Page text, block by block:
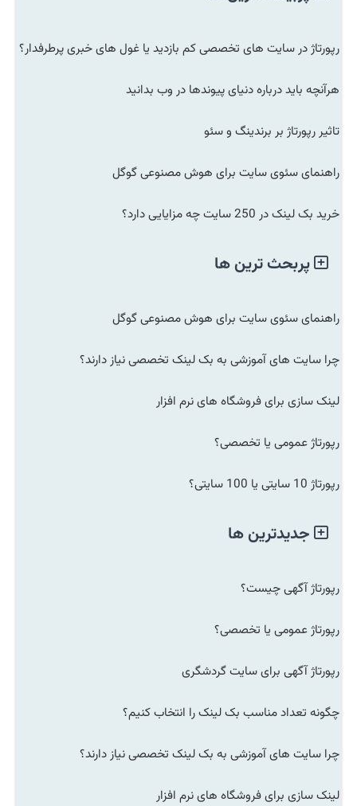
رپورتاژ در سایت های تخصصی کم بازدید یا غول های خبری پرطرفدار؟
هرآنچه باید درباره دنیای پیوندها در وب بدانید
تاثیر رپورتاژ بر برندینگ و سئو
راهنمای سئوی سایت برای هوش مصنوعی گوگل
خرید بک لینک در 250 سایت چه مزایایی دارد؟
پربحث ترین ها
راهنمای سئوی سایت برای هوش مصنوعی گوگل
چرا سایت های آموزشی به بک لینک تخصصی نیاز دارند؟
لینک سازی برای فروشگاه های نرم افزار
رپورتاژ عمومی یا تخصصی؟
رپورتاژ 10 سایتی یا 100 سایتی؟
جدیدترین ها
رپورتاژ آگهی چیست؟
رپورتاژ عمومی یا تخصصی؟
رپورتاژ آگهی برای سایت گردشگری
چگونه تعداد مناسب بک لینک را انتخاب کنیم؟
چرا سایت های آموزشی به بک لینک تخصصی نیاز دارند؟
لینک سازی برای فروشگاه های نرم افزار